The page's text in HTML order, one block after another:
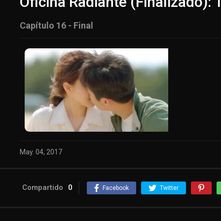
Capítulo 16 - Final
May. 04, 2017
Compartido 0 Facebook Twitter